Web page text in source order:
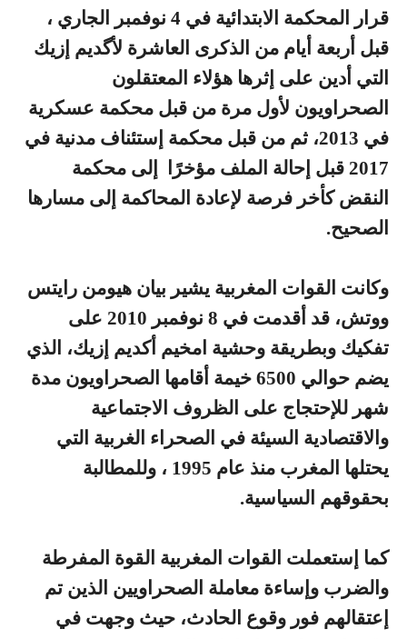
قرار المحكمة الابتدائية في 4 نوفمبر الجاري ،
قبل أربعة أيام من الذكرى العاشرة لأگديم إزيك
التي أدين على إثرها هؤلاء المعتقلون
الصحراويون لأول مرة من قبل محكمة عسكرية
في 2013، ثم من قبل محكمة إستئناف مدنية في
2017 قبل إحالة الملف مؤخرًا إلى محكمة
النقض كأخر فرصة لإعادة المحاكمة إلى مسارها
الصحيح.
وكانت القوات المغربية يشير بيان هيومن رايتس
ووتش، قد أقدمت في 8 نوفمبر 2010 على
تفكيك وبطريقة وحشية امخيم أكديم إزيك، الذي
يضم حوالي 6500 خيمة أقامها الصحراويون مدة
شهر للإحتجاج على الظروف الاجتماعية
والاقتصادية السيئة في الصحراء الغربية التي
يحتلها المغرب منذ عام 1995 ، وللمطالبة
بحقوقهم السياسية.
كما إستعملت القوات المغربية القوة المفرطة
والضرب وإساءة معاملة الصحراويين الذين تم
إعتقالهم فور وقوع الحادث، حيث وجهت في